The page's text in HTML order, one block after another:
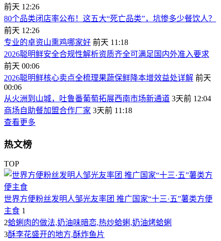
前天 12:26
80个品类闭店率公布！这五大“死亡品类”，坑惨多少餐饮人？
前天 12:26
专业的卓资山熏鸡哪家好 前天 11:18
2026聪明鲜安全合规性解析资质齐全可满足国内外准入要求
前天 00:06
2026聪明鲜核心卖点全梳理果蔬保鲜降本增效益处详解 前天
00:06
从火洲到山城，吐鲁番葡萄拓展西南市场新通道 3天前 12:04
商场自助餐加盟合作厂家 3天前 11:18
查看更多
热文榜
TOP
世界方便粉丝发明人邹光友率团 推广国家“十三·五”薯类方便
主食 1
2蛤蜊肉的做法,奶油味暗恋,热炒蛤蜊,奶油烤蛤蜊
3酥李花盛开的地方,酥炸鱼片